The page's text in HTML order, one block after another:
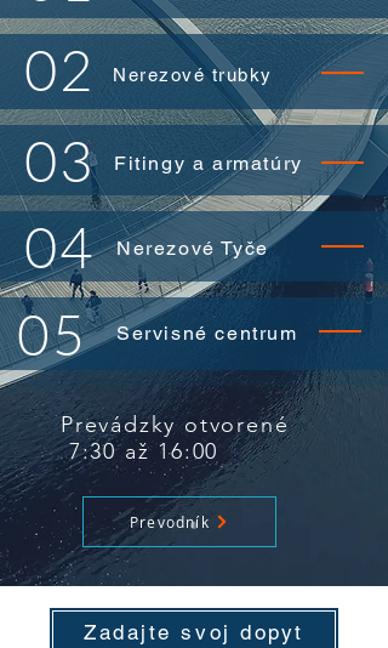
Prevádzky otvorené
7:30 až 16:00
Prevodník
02 Nerezové trubky
03 Fitingy a armatúry
04 Nerezové Tyče
05 Servisné centrum
Zadajte svoj dopyt